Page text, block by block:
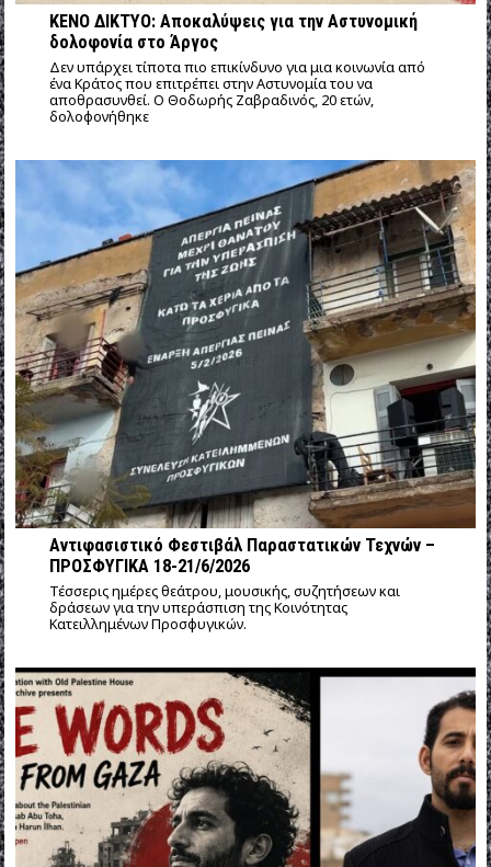
ΚΕΝΟ ΔΙΚΤΥΟ: Αποκαλύψεις για την Αστυνομική
δολοφονία στο Άργος
Δεν υπάρχει τίποτα πιο επικίνδυνο για μια κοινωνία από
ένα Κράτος που επιτρέπει στην Αστυνομία του να
αποθρασυνθεί. Ο Θοδωρής Ζαβραδινός, 20 ετών,
δολοφονήθηκε
Αντιφασιστικό Φεστιβάλ Παραστατικών Τεχνών –
ΠΡΟΣΦΥΓΙΚΑ 18-21/6/2026
Τέσσερις ημέρες θεάτρου, μουσικής, συζητήσεων και
δράσεων για την υπεράσπιση της Κοινότητας
Κατειλλημένων Προσφυγικών.